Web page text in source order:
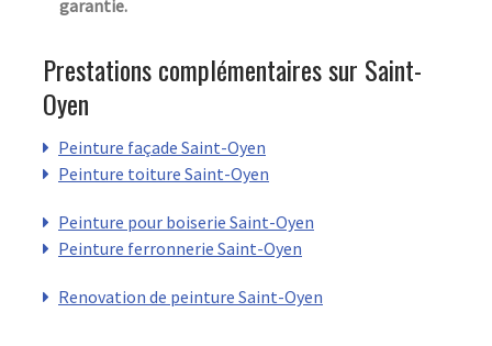
garantie.
Prestations complémentaires sur Saint-
Oyen
Peinture façade Saint-Oyen
Peinture toiture Saint-Oyen
Peinture pour boiserie Saint-Oyen
Peinture ferronnerie Saint-Oyen
Renovation de peinture Saint-Oyen